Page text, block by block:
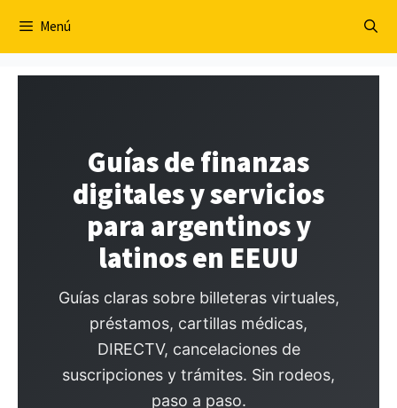
Menú
Guías de finanzas
digitales y servicios
para argentinos y
latinos en EEUU
Guías claras sobre billeteras virtuales,
préstamos, cartillas médicas,
DIRECTV, cancelaciones de
suscripciones y trámites. Sin rodeos,
paso a paso.